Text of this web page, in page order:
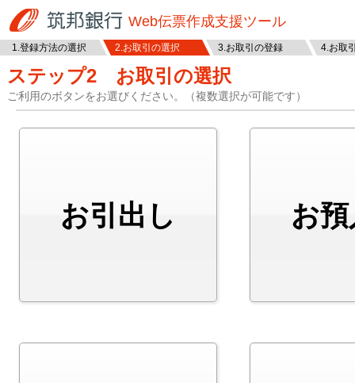
Web伝票作成支援ツール
1.登録方法の選択 2.お取引の選択 3.お取引の登録 4.お取
ステップ2 お取引の選択
ご利用のボタンをお選びください。（複数選択が可能です）
お引出し お